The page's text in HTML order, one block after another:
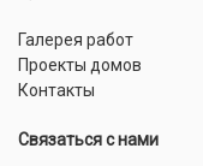
Галерея работ
Проекты домов
Контакты
Связаться с нами